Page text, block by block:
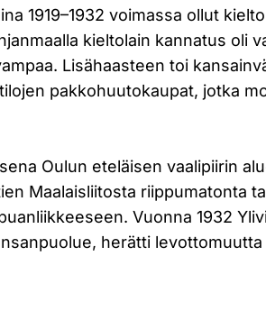
1919–1932 voimassa ollut
kieltolain kannatus oli
Lisähaasteen toi
pakkohuutokaupat, jotka
Oulun eteläisen vaalipiirin
Maalaisliitosta riippumatonta
Vuonna 1932
herätti